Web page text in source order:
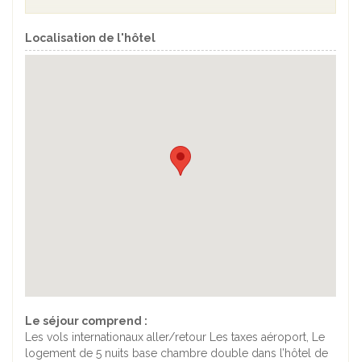
Localisation de l'hôtel
Le séjour comprend :
Les vols internationaux aller/retour Les taxes aéroport, Le
logement de 5 nuits base chambre double dans l’hôtel de